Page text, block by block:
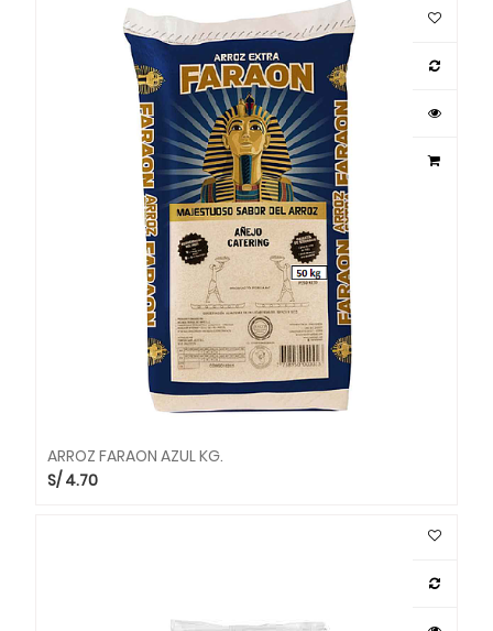
ARROZ FARAON AZUL KG.
S/4.70